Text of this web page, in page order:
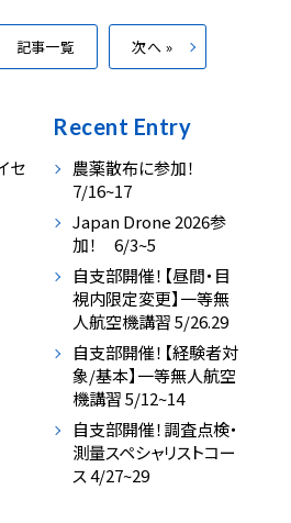
記事一覧 次へ »
セ
Recent Entry
農薬散布に参加！
7/16~17
Japan Drone 2026参
加！ 6/3~5
自支部開催！【昼間・目
視内限定変更】一等無
人航空機講習 5/26.29
自支部開催！【経験者対
象/基本】一等無人航空
機講習 5/12~14
自支部開催！調査点検・
測量スペシャリストコー
ス 4/27~29